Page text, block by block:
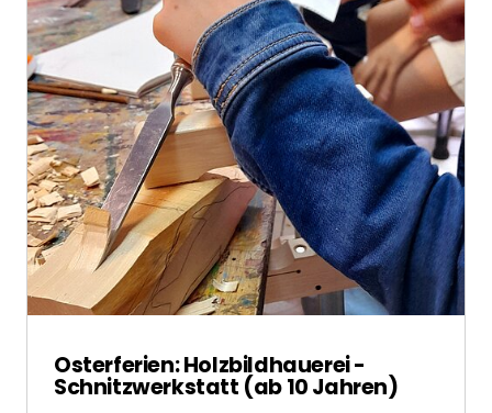
Osterferien: Holzbildhauerei -
Schnitzwerkstatt (ab 10 Jahren)